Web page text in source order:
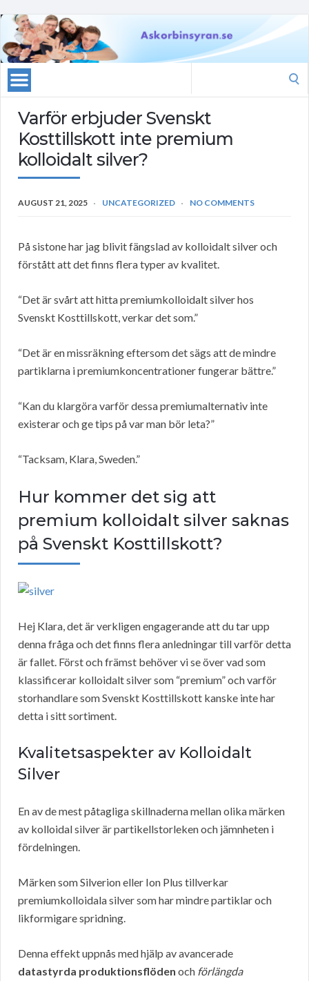
Varför erbjuder Svenskt
Kosttillskott inte premium
kolloidalt silver?
AUGUST 21, 2025 UNCATEGORIZED NO COMMENTS
På sistone har jag blivit fängslad av kolloidalt silver och
förstått att det finns flera typer av kvalitet.
“Det är svårt att hitta premiumkolloidalt silver hos
Svenskt Kosttillskott, verkar det som.”
“Det är en missräkning eftersom det sägs att de mindre
partiklarna i premiumkoncentrationer fungerar bättre.”
“Kan du klargöra varför dessa premiumalternativ inte
existerar och ge tips på var man bör leta?”
“Tacksam, Klara, Sweden.”
Hur kommer det sig att
premium kolloidalt silver saknas
på Svenskt Kosttillskott?
Hej Klara, det är verkligen engagerande att du tar upp
denna fråga och det finns flera anledningar till varför detta
är fallet. Först och främst behöver vi se över vad som
klassificerar kolloidalt silver som “premium” och varför
storhandlare som Svenskt Kosttillskott kanske inte har
detta i sitt sortiment.
Kvalitetsaspekter av Kolloidalt
Silver
En av de mest påtagliga skillnaderna mellan olika märken
av kolloidal silver är partikellstorleken och jämnheten i
fördelningen.
Märken som Silverion eller Ion Plus tillverkar
premiumkolloidala silver som har mindre partiklar och
likformigare spridning.
Denna effekt uppnås med hjälp av avancerade
datastyrda produktionsflöden och förlängda